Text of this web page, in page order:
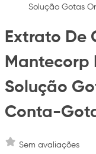
Solução Gotas
Extrato De
Mantecorp
Solução
Conta-
Sem avaliações